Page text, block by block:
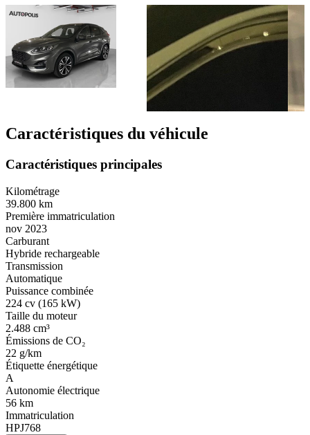
Caractéristiques du véhicule
Caractéristiques principales
Kilométrage
39.800 km
Première immatriculation
nov 2023
Carburant
Hybride rechargeable
Transmission
Automatique
Puissance combinée
224 cv (165 kW)
Taille du moteur
2.488 cm³
Émissions de CO₂
22 g/km
Étiquette énergétique
A
Autonomie électrique
56 km
Immatriculation
HPJ768